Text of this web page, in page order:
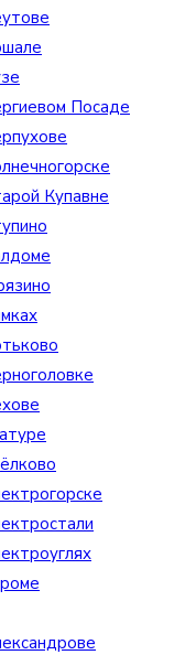
Посаде
Купавне